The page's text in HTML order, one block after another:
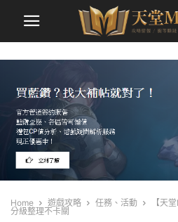
Home 遊戲攻略 任務、活動
【天
分級整理不卡關